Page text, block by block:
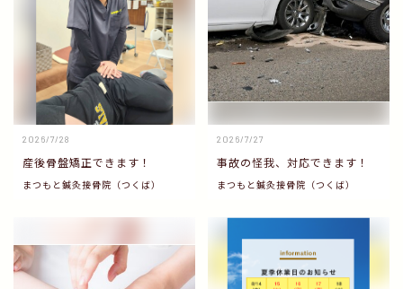
2026/7/28
産後骨盤矯正できます！
まつもと鍼灸接骨院（つくば）
2026/7/27
事故の怪我、対応できます！
まつもと鍼灸接骨院（つくば）